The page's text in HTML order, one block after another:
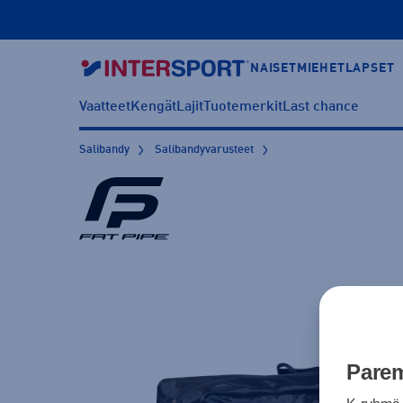
NAISET MIEHET LAPSET
VaatteetKengätLajitTuotemerkitLast chance
Salibandy Salibandyvarusteet